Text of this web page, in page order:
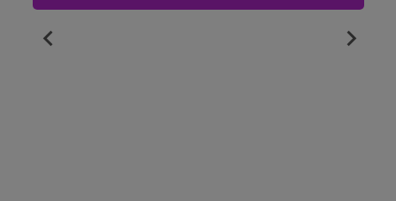
chevron_left chevron_right